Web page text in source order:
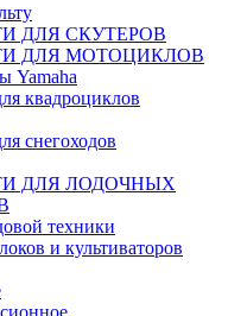
ДЛЯ СКУТЕРОВ
ДЛЯ МОТОЦИКЛОВ
Yamaha
квадроциклов
снегоходов
ДЛЯ ЛОДОЧНЫХ
техники
и культиваторов